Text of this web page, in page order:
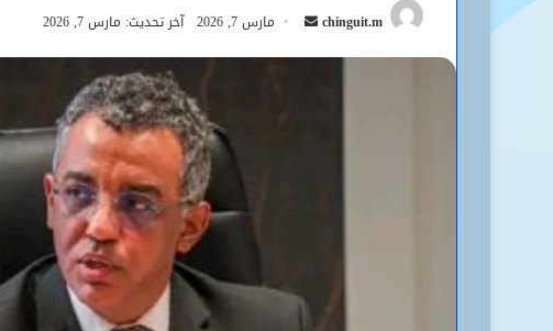
chinguit.m
أرسل مارس 7, 2026 آخر تحديث: مارس 7, 2026